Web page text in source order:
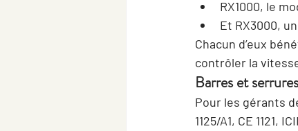
RX1000, le
Et RX3000,
Chacun d’eux
contrôler la
Barres et
Pour les gérants
1125/A1, CE 1121,